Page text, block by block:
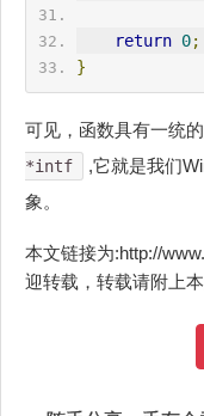
return 0;
}
可见，函数具有一统
*intf
,它就是我们
象。
本文链接为:http://
迎转载，转载请附上本